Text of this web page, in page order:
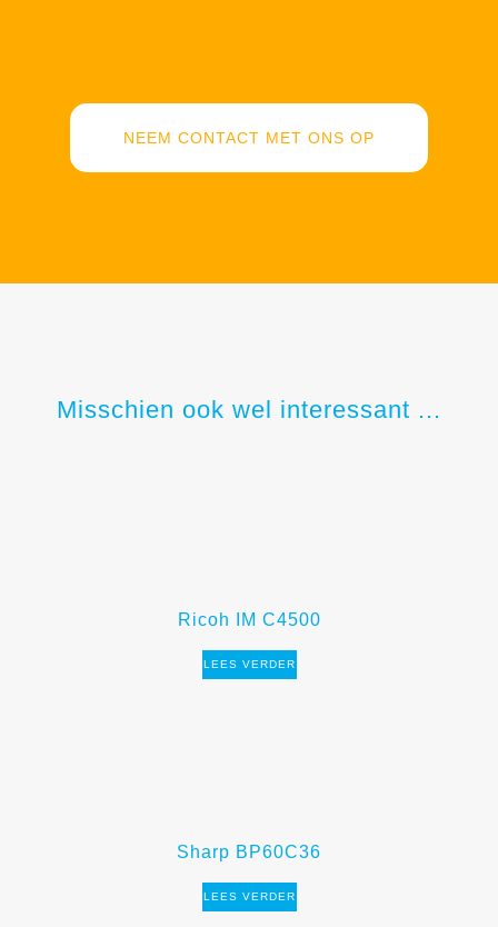
NEEM CONTACT MET ONS OP
Misschien ook wel interessant ...
Ricoh IM C4500
LEES VERDER
Sharp BP60C36
LEES VERDER